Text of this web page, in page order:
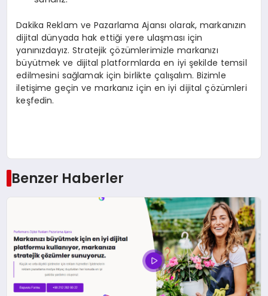
Dakika Reklam ve Pazarlama Ajansı olarak, markanızın
dijital dünyada hak ettiği yere ulaşması için
yanınızdayız. Stratejik çözümlerimizle markanızı
büyütmek ve dijital platformlarda en iyi şekilde temsil
edilmesini sağlamak için birlikte çalışalım. Bizimle
iletişime geçin ve markanız için en iyi dijital çözümleri
keşfedin.
Benzer Haberler